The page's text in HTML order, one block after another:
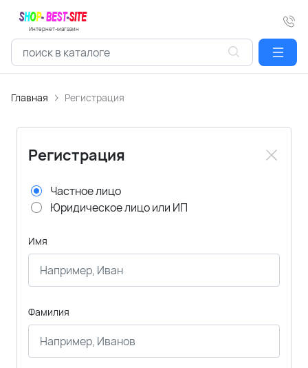
Интернет-магазин
Главная Регистрация
Регистрация
Частное лицо
Юридическое лицо или ИП
Имя
Фамилия